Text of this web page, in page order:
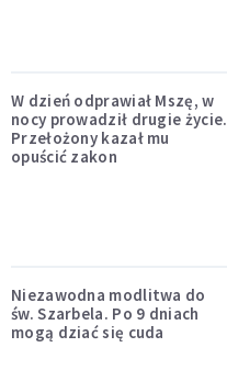
W dzień odprawiał Mszę, w
nocy prowadził drugie życie.
Przełożony kazał mu
opuścić zakon
Niezawodna modlitwa do
św. Szarbela. Po 9 dniach
mogą dziać się cuda